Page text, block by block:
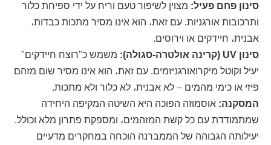
סינון פחם פעיל: מצוין לשיפור טעם וריח על ידי ספיחת כלור
ותרכובות אורגניות. עם זאת، הוא אינו מסיר מתכות כבדות،
אבנית، חיידקים או וירוסים.
סינון UV (קרינה אולטרה-סגולה):
משמש כ"רוצח חיידקים"
יעיל וקוטל מיקרואורגניזמים. עם זאת، הוא אינו מסיר שום מזהם
פיזי או כימי מהמים – לא אבנית، לא כלור ולא מתכות.
המסקנה: אוסמוזה הפוכה היא השיטה המקיפה היחידה
שמתמודדת עם כל קשת המזהמים، ומספקת פתרון מלא וכולל.
יעילותה הגבוהה של הממברנה הוכחה במחקרים מדעיים